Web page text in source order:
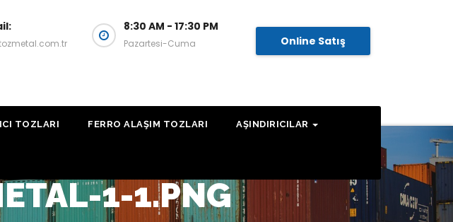
8:30 AM - 17:30 PM
Pazartesi-Cuma Online Satış
TOZLARI FERRO ALAŞIM TOZLARI AŞINDIRICILAR
1-1.PNG